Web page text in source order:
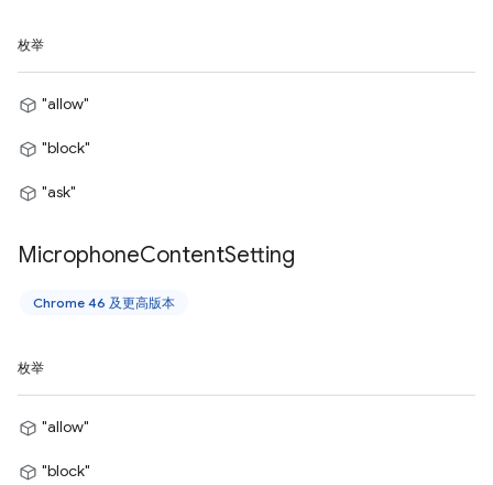
枚举
"allow"
"block"
"ask"
MicrophoneContentSetting
Chrome 46 及更高版本
枚举
"allow"
"block"